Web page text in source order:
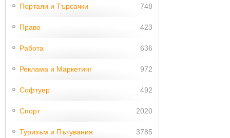
Портали и Търсачки 748
Право 423
Работа 636
Реклама и Маркетинг 972
Софтуер 492
Спорт 2020
Туризъм и Пътувания 3785